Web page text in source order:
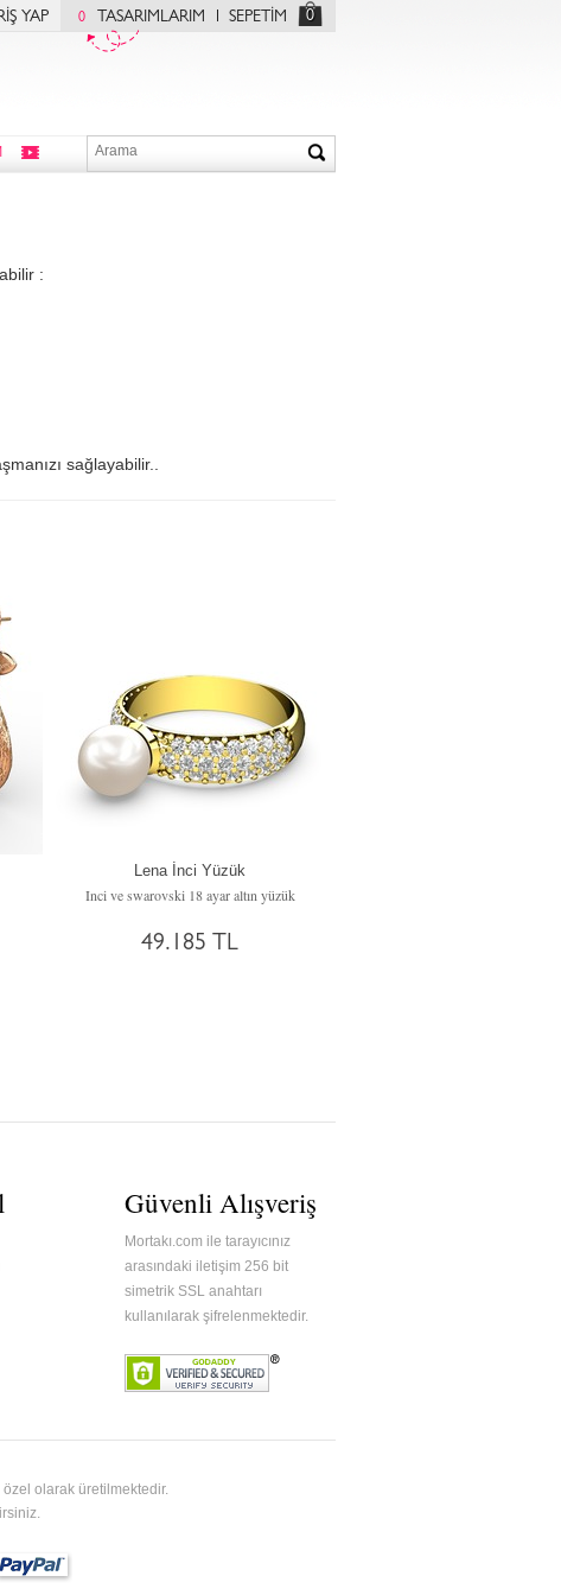
YAP 0 TASARIMLARIM SEPETİM 0
:
sağlayabilir..
Lena İnci Yüzük
Inci ve swarovski 18 ayar altın yüzük
49.185 TL
Güvenli Alışveriş
Mortakı.com ile tarayıcınız
arasındaki iletişim 256 bit
simetrik SSL anahtarı
kullanılarak şifrelenmektedir.
olarak üretilmektedir.